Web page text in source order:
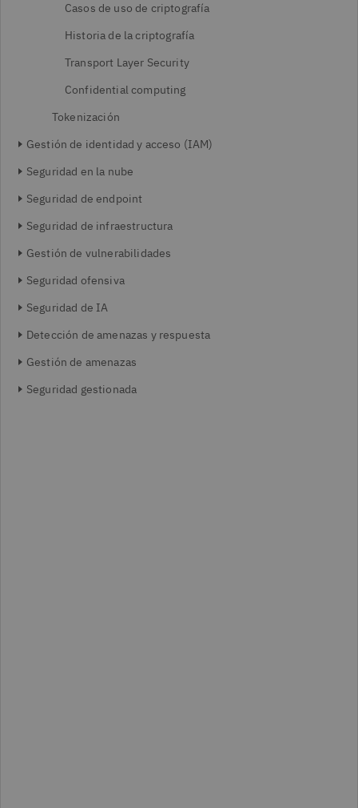
Casos de uso de criptografía
Historia de la criptografía
Transport Layer Security
Confidential computing
Tokenización
Gestión de identidad y acceso (IAM)
Seguridad en la nube
Seguridad de endpoint
Seguridad de infraestructura
Gestión de vulnerabilidades
Seguridad ofensiva
Seguridad de IA
Detección de amenazas y respuesta
Gestión de amenazas
Seguridad gestionada